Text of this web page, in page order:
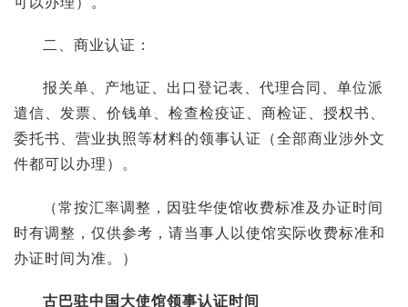
二、商业认证：
报关单、产地证、出口登记表、代理合同、单位派
遣信、发票、价钱单、检查检疫证、商检证、授权书、
委托书、营业执照等材料的领事认证（全部商业涉外文
件都可以办理）。
（常按汇率调整，因驻华使馆收费标准及办证时间
时有调整，仅供参考，请当事人以使馆实际收费标准和
办证时间为准。）
古巴驻中国大使馆领事认证时间